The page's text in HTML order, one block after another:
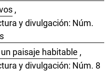
,
y divulgación: Núm.
paisaje habitable ,
y divulgación: Núm. 8